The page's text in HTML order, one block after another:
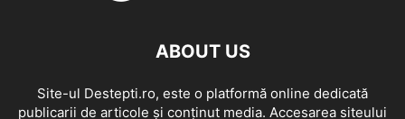
ABOUT US
Site-ul Destepti.ro, este o platformă online dedicată
publicarii de articole și conținut media. Accesarea siteului